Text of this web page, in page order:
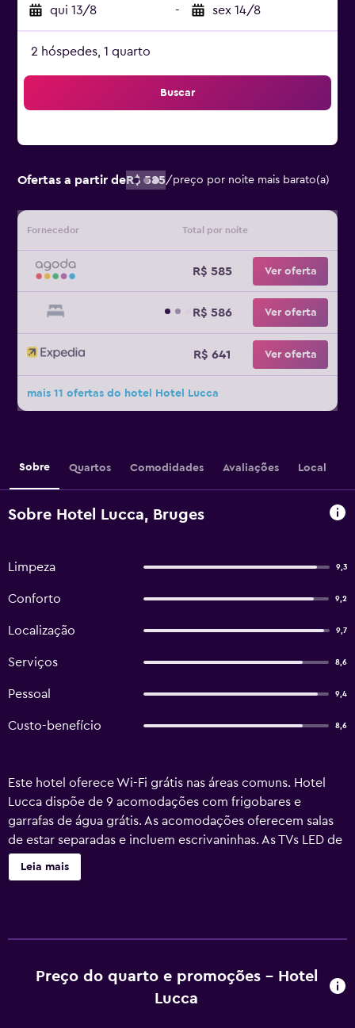
qui 13/8 - sex 14/8
2 hóspedes, 1 quarto
Buscar
Ofertas a partir deR$ 585/preço por noite mais barato(a)
Fornecedor Total por noite
R$ 585 Ver oferta
R$ 586 Ver oferta
R$ 641 Ver oferta
mais 11 ofertas do hotel Hotel Lucca
Sobre Quartos Comodidades Avaliações Local
Sobre Hotel Lucca, Bruges
Limpeza 9,3
Conforto 9,2
Localização 9,7
Serviços 8,6
Pessoal 9,4
Custo-benefício 8,6
Este hotel oferece Wi-Fi grátis nas áreas comuns. Hotel
Lucca dispõe de 9 acomodações com frigobares e
garrafas de água grátis. As acomodações oferecem salas
de estar separadas e incluem escrivaninhas. As TVs LED de
55 polegadas possuem canais a cabo. Os quartos possuem
banheiro integrado. Os banheiros possuem produtos de
Leia mais
Preço do quarto e promoções - Hotel
Lucca